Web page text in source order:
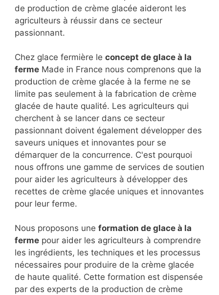
de production de crème glacée aideront les
agriculteurs à réussir dans ce secteur
passionnant.
Chez glace fermière le concept de glace à la
ferme Made in France nous comprenons que la
production de crème glacée à la ferme ne se
limite pas seulement à la fabrication de crème
glacée de haute qualité. Les agriculteurs qui
cherchent à se lancer dans ce secteur
passionnant doivent également développer des
saveurs uniques et innovantes pour se
démarquer de la concurrence. C'est pourquoi
nous offrons une gamme de services de soutien
pour aider les agriculteurs à développer des
recettes de crème glacée uniques et innovantes
pour leur ferme.
Nous proposons une formation de glace à la
ferme pour aider les agriculteurs à comprendre
les ingrédients, les techniques et les processus
nécessaires pour produire de la crème glacée
de haute qualité. Cette formation est dispensée
par des experts de la production de crème